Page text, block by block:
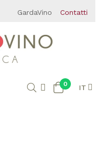
GardaVino Contatti
0 IT